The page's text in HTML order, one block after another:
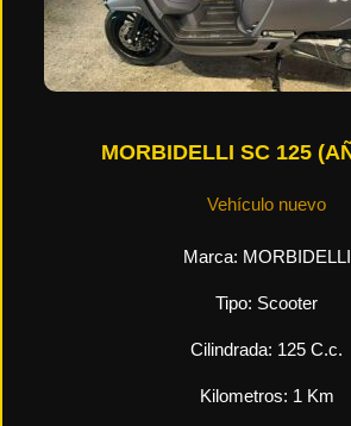
MORBIDELLI SC 125
Vehículo nuevo
Marca: MORBIDELLI
Tipo: Scooter
Cilindrada: 125 C.c.
Kilometros: 1 Km